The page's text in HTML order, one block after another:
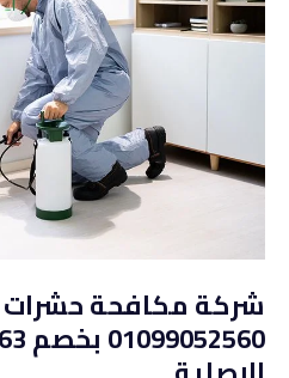
شركة مكافحة حشرات